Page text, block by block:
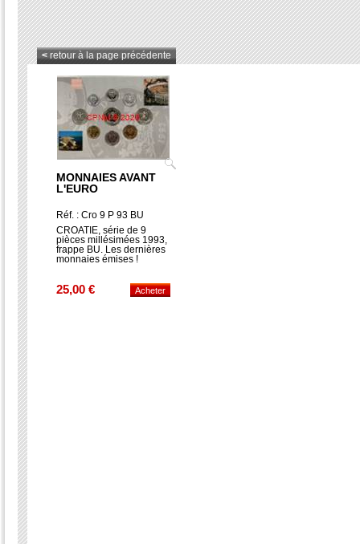
< retour à la page précédente
MONNAIES AVANT
L'EURO
Réf. : Cro 9 P 93 BU
CROATIE, série de 9
pièces millésimées 1993,
frappe BU. Les dernières
monnaies émises !
25,00 €